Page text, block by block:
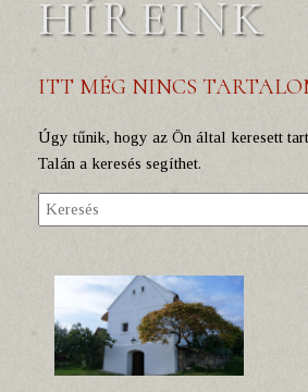
HÍREINK
ITT MÉG NINCS
Úgy tűnik, hogy az Ön által keresett
Talán a keresés segíthet.
Search
for: